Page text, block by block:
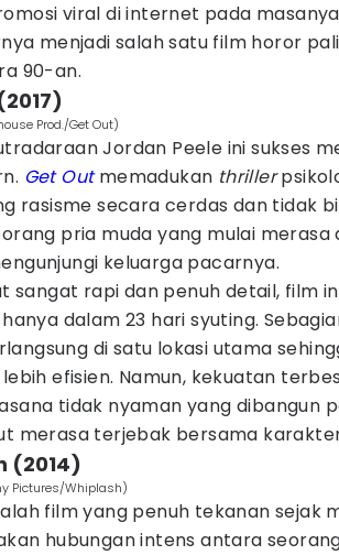
viral di internet pada
menjadi salah satu film horor
90-an.
Prod./Get Out)
Jordan Peele ini sukses
Get Outmemadukan thriller
rasisme secara cerdas dan tidak
pria muda yang mulai merasa
keluarga pacarnya.
sangat rapi dan penuh detail, film
dalam 23 hari syuting.
di satu lokasi utama
efisien. Namun, kekuatan
tidak nyaman yang dibangun
merasa terjebak bersama
(2014)
Pictures/Whiplash)
film yang penuh tekanan sejak
hubungan intens antara